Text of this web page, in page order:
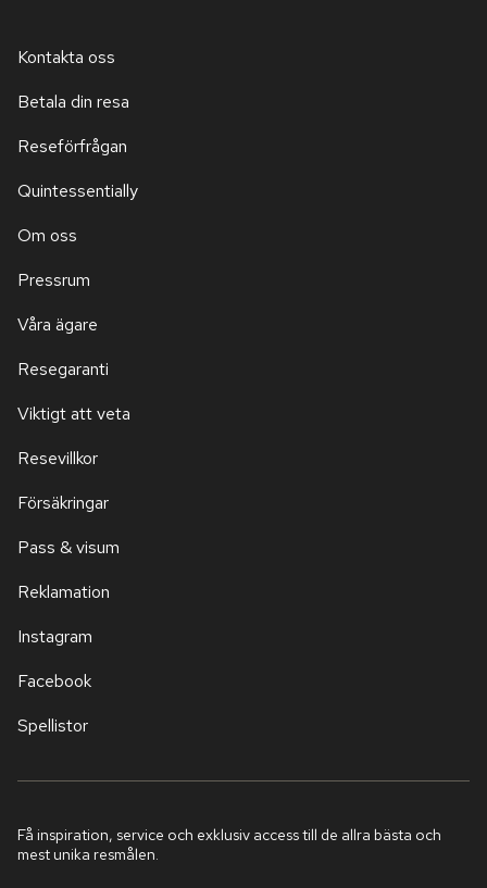
Kontakta oss
Betala din resa
Reseförfrågan
Quintessentially
Om oss
Pressrum
Våra ägare
Resegaranti
Viktigt att veta
Resevillkor
Försäkringar
Pass & visum
Reklamation
Instagram
Facebook
Spellistor
Få inspiration, service och exklusiv access till de allra bästa och
mest unika resmålen.